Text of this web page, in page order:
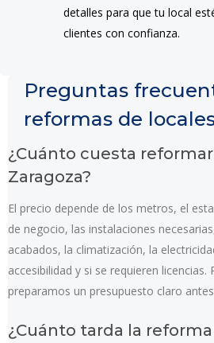
detalles para que tu local
clientes con confianza.
Preguntas
reformas de
¿Cuánto cuesta
Zaragoza?
El precio depende de los metros, el
de negocio, las instalaciones
acabados, la climatización, la
accesibilidad y si se requieren
preparamos un presupuesto claro
¿Cuánto tarda la